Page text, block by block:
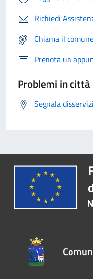
Richiedi
Chiama il
Prenota un
Problemi in città
Segnala